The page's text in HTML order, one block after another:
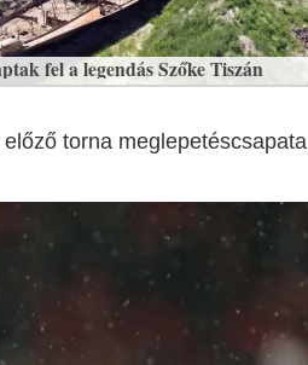
fel a legendás Szőke Tiszán
torna meglepetéscsapata